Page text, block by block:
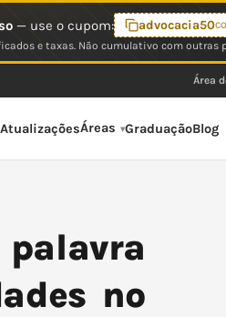
— use o cupom: advocacia50
e taxas. Não cumulativo com
Área
AtualizaçõesÁreas GraduaçãoBlog
no